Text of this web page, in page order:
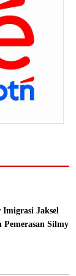
Jaksel
Pemerasan Silmy